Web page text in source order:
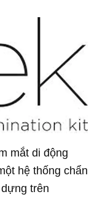
mắt di động
hệ thống chẩn
trên